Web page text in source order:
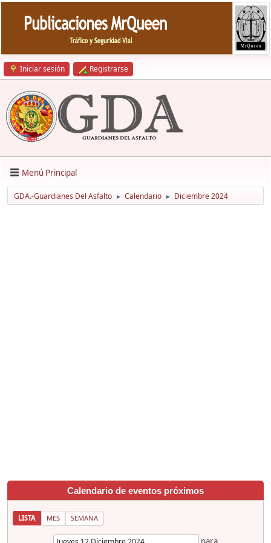
Iniciar sesión Registrarse
Menú Principal
GDA.-Guardianes Del Asfalto ► Calendario ► Diciembre 2024
Calendario de eventos próximos
LISTA MES SEMANA